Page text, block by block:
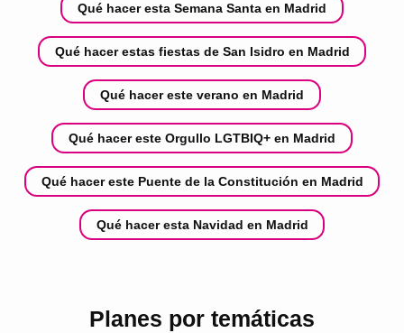
Qué hacer esta Semana Santa en Madrid
Qué hacer estas fiestas de San Isidro en Madrid
Qué hacer este verano en Madrid
Qué hacer este Orgullo LGTBIQ+ en Madrid
Qué hacer este Puente de la Constitución en Madrid
Qué hacer esta Navidad en Madrid
Planes por temáticas